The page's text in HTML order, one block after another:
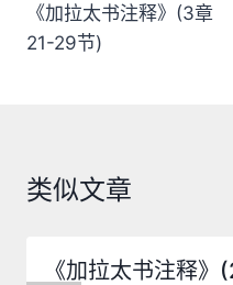
章
导
《加拉太书注释》(3章
21-29节)
类似文章
《加拉太书注释》